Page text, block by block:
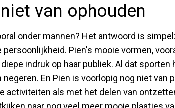
van ophouden
onder mannen? Het antwoord is
Pien's mooie vormen,
indruk op haar publiek. Al dat sporten
En Pien is voorlopig nog niet van
activiteiten als met het delen van